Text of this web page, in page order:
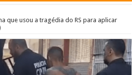
que usou a tragédia do RS para aplicar